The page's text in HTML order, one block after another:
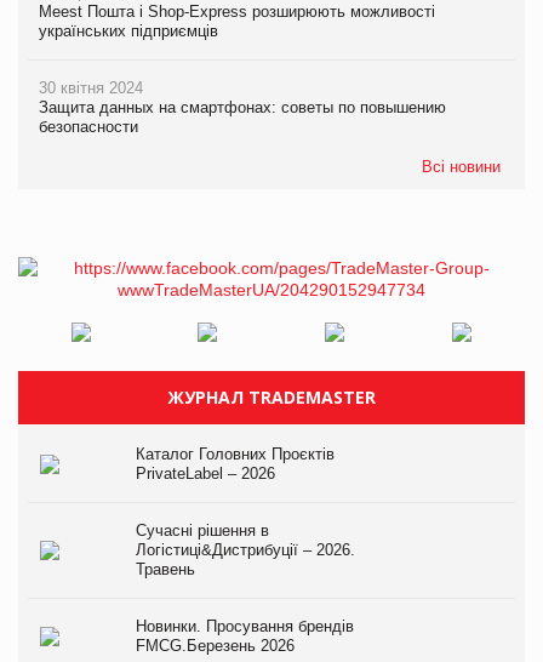
Meest Пошта і Shop-Express розширюють можливості
українських підприємців
30 квітня 2024
Защита данных на смартфонах: советы по повышению
безопасности
Всі новини
ЖУРНАЛ TRADEMASTER
Каталог Головних Проєктів
PrivateLabel – 2026
Сучасні рішення в
Логістиці&Дистрибуції – 2026.
Травень
Новинки. Просування брендів
FMCG.Березень 2026